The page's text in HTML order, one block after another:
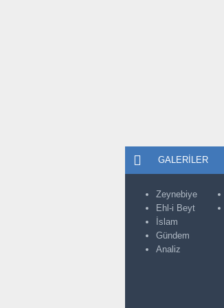
GALERILER
Zeynebiye
Ehl-i Beyt
İslam
Gündem
Analiz